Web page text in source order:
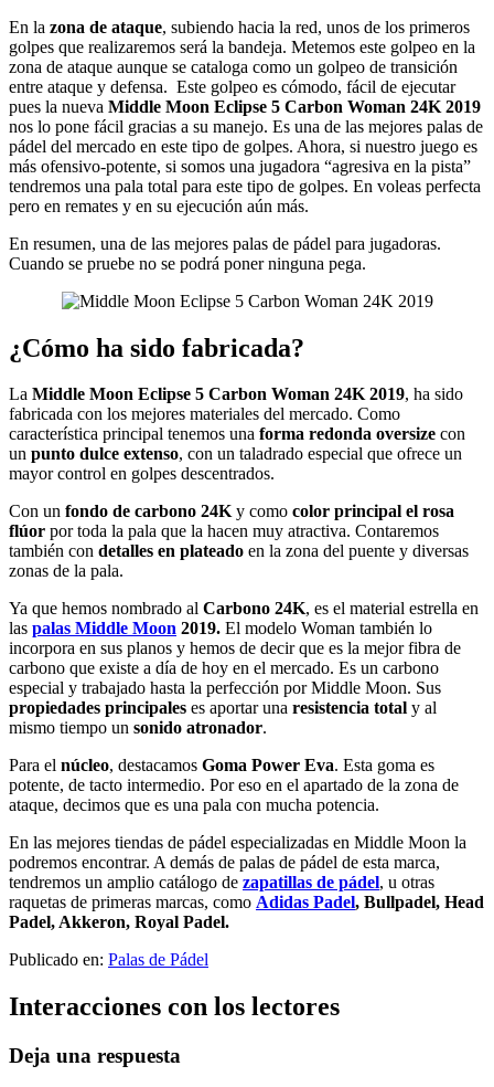
En la zona de ataque, subiendo hacia la red, unos de los primeros
golpes que realizaremos será la bandeja. Metemos este golpeo en la
zona de ataque aunque se cataloga como un golpeo de transición
entre ataque y defensa. Este golpeo es cómodo, fácil de ejecutar
pues la nueva Middle Moon Eclipse 5 Carbon Woman 24K 2019
nos lo pone fácil gracias a su manejo. Es una de las mejores palas de
pádel del mercado en este tipo de golpes. Ahora, si nuestro juego es
más ofensivo-potente, si somos una jugadora “agresiva en la pista”
tendremos una pala total para este tipo de golpes. En voleas perfecta
pero en remates y en su ejecución aún más.
En resumen, una de las mejores palas de pádel para jugadoras.
Cuando se pruebe no se podrá poner ninguna pega.
¿Cómo ha sido fabricada?
La Middle Moon Eclipse 5 Carbon Woman 24K 2019, ha sido
fabricada con los mejores materiales del mercado. Como
característica principal tenemos una forma redonda oversize con
un punto dulce extenso, con un taladrado especial que ofrece un
mayor control en golpes descentrados.
Con un fondo de carbono 24Ky como color principal el rosa
flúor por toda la pala que la hacen muy atractiva. Contaremos
también con detalles en plateado en la zona del puente y diversas
zonas de la pala.
Ya que hemos nombrado al Carbono 24K, es el material estrella en
las palas Middle Moon 2019. El modelo Woman también lo
incorpora en sus planos y hemos de decir que es la mejor fibra de
carbono que existe a día de hoy en el mercado. Es un carbono
especial y trabajado hasta la perfección por Middle Moon. Sus
propiedades principales es aportar una resistencia total y al
mismo tiempo un sonido atronador.
Para el núcleo, destacamos Goma Power Eva. Esta goma es
potente, de tacto intermedio. Por eso en el apartado de la zona de
ataque, decimos que es una pala con mucha potencia.
En las mejores tiendas de pádel especializadas en Middle Moon la
podremos encontrar. A demás de palas de pádel de esta marca,
tendremos un amplio catálogo de zapatillas de pádel, u otras
raquetas de primeras marcas, como Adidas Padel, Bullpadel, Head
Padel, Akkeron, Royal Padel.
Publicado en: Palas de Pádel
Interacciones con los lectores
Deja una respuesta